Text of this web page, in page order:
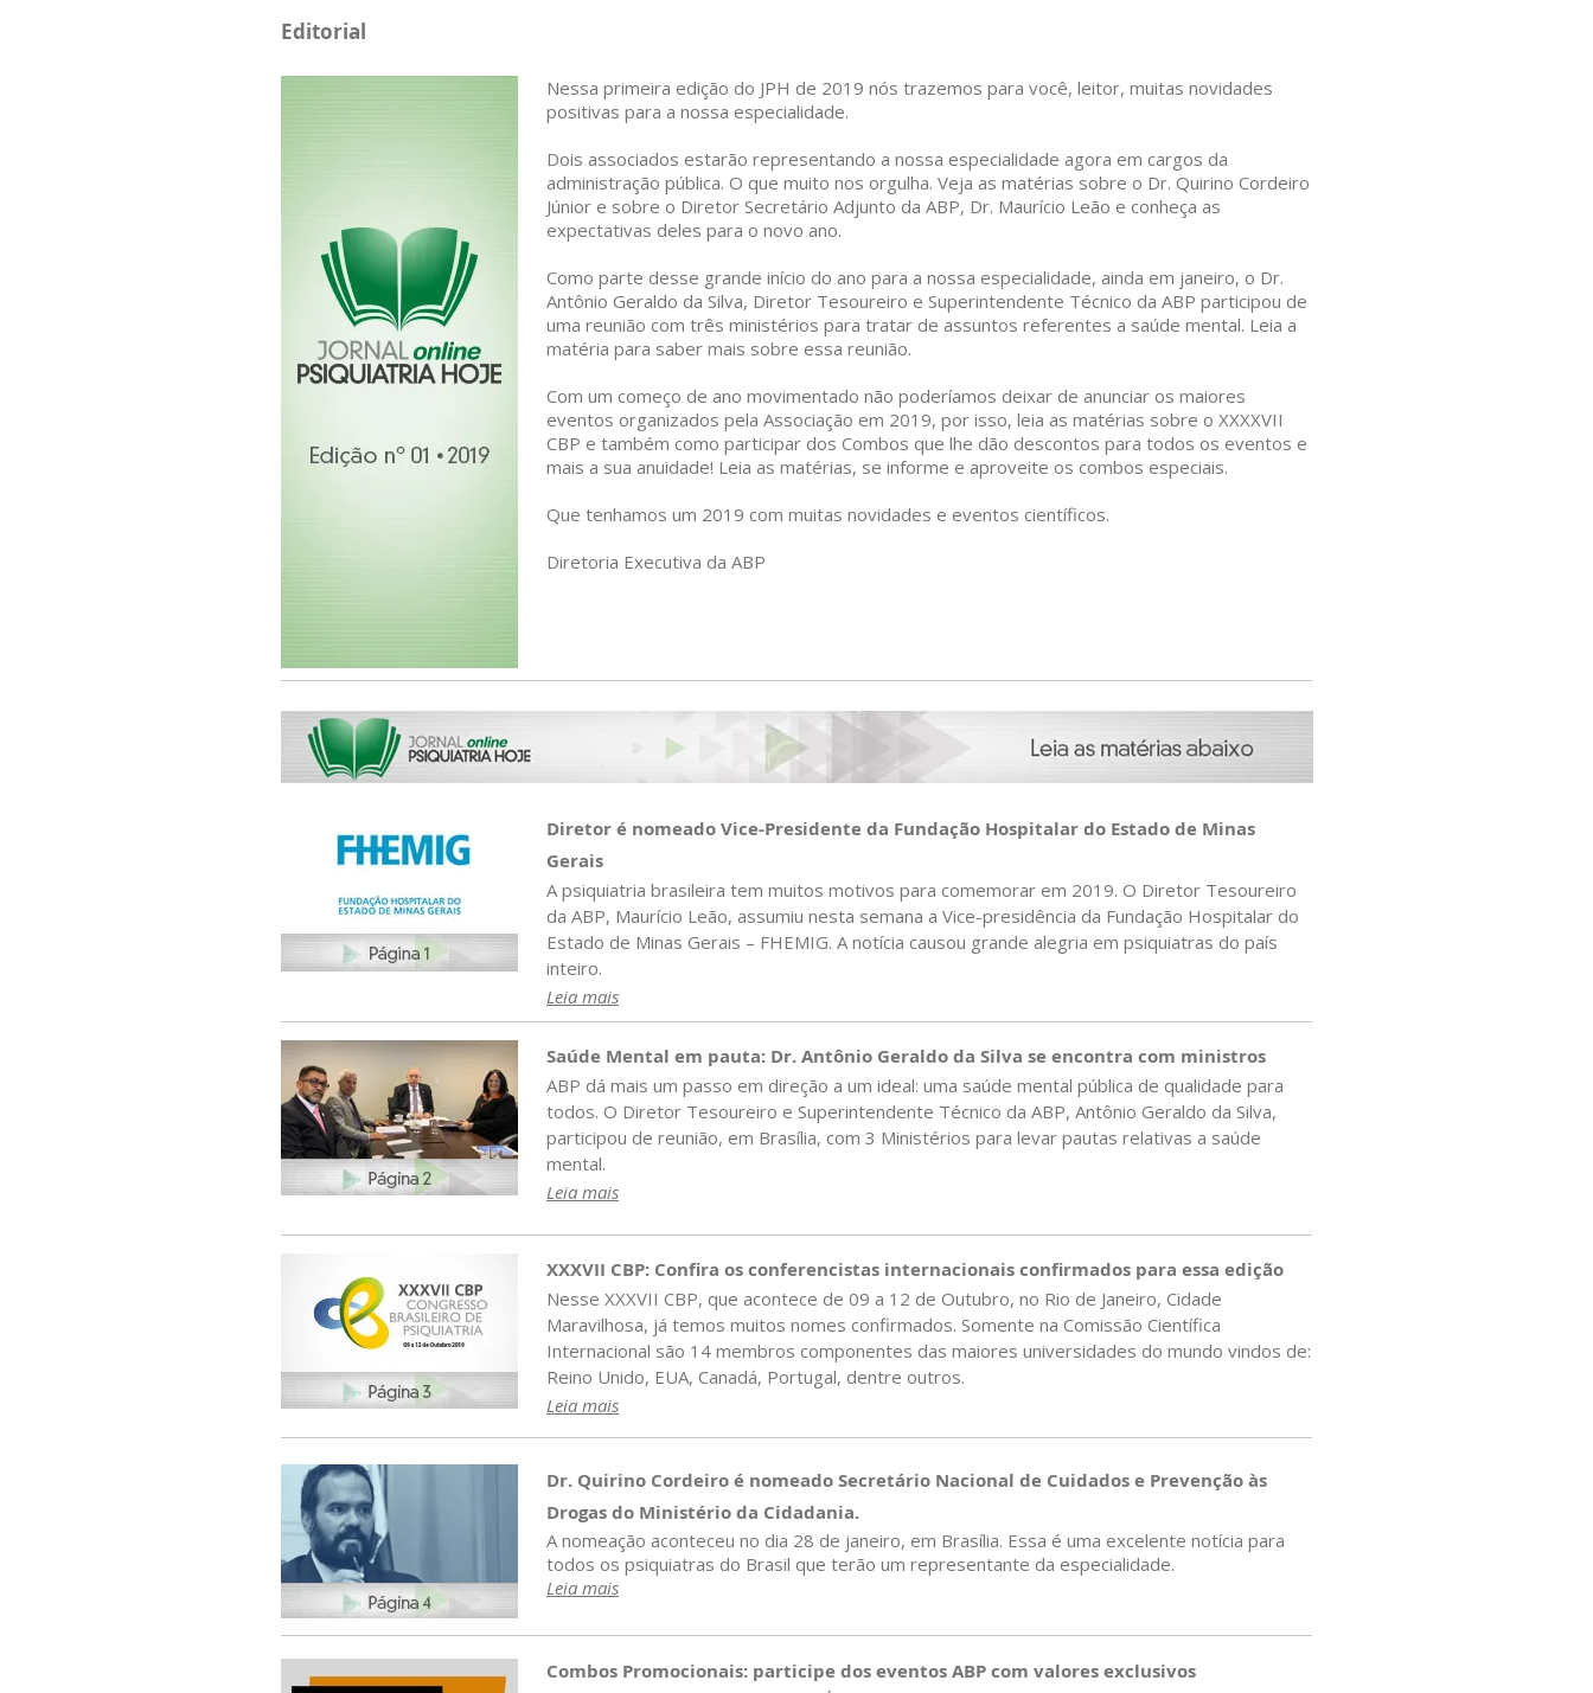
Editorial
Nessa primeira edição do JPH de 2019 nós trazemos para você, leitor, muitas novidades
positivas para a nossa especialidade.
Dois associados estarão representando a nossa especialidade agora em cargos da
administração pública. O que muito nos orgulha. Veja as matérias sobre o Dr. Quirino Cordeiro
Júnior e sobre o Diretor Secretário Adjunto da ABP, Dr. Maurício Leão e conheça as
expectativas deles para o novo ano.
Como parte desse grande início do ano para a nossa especialidade, ainda em janeiro, o Dr.
Antônio Geraldo da Silva, Diretor Tesoureiro e Superintendente Técnico da ABP participou de
uma reunião com três ministérios para tratar de assuntos referentes a saúde mental. Leia a
matéria para saber mais sobre essa reunião.
Com um começo de ano movimentado não poderíamos deixar de anunciar os maiores
eventos organizados pela Associação em 2019, por isso, leia as matérias sobre o XXXXVII
CBP e também como participar dos Combos que lhe dão descontos para todos os eventos e
mais a sua anuidade! Leia as matérias, se informe e aproveite os combos especiais.
Que tenhamos um 2019 com muitas novidades e eventos científicos.
Diretoria Executiva da ABP
Diretor é nomeado Vice-Presidente da Fundação Hospitalar do Estado de Minas
Gerais
A psiquiatria brasileira tem muitos motivos para comemorar em 2019. O Diretor Tesoureiro
da ABP, Maurício Leão, assumiu nesta semana a Vice-presidência da Fundação Hospitalar do
Estado de Minas Gerais – FHEMIG. A notícia causou grande alegria em psiquiatras do país
inteiro.
Leia mais
Saúde Mental em pauta: Dr. Antônio Geraldo da Silva se encontra com ministros
ABP dá mais um passo em direção a um ideal: uma saúde mental pública de qualidade para
todos. O Diretor Tesoureiro e Superintendente Técnico da ABP, Antônio Geraldo da Silva,
participou de reunião, em Brasília, com 3 Ministérios para levar pautas relativas a saúde
mental.
Leia mais
XXXVII CBP: Confira os conferencistas internacionais confirmados para essa edição
Nesse XXXVII CBP, que acontece de 09 a 12 de Outubro, no Rio de Janeiro, Cidade
Maravilhosa, já temos muitos nomes confirmados. Somente na Comissão Científica
Internacional são 14 membros componentes das maiores universidades do mundo vindos de:
Reino Unido, EUA, Canadá, Portugal, dentre outros.
Leia mais
Dr. Quirino Cordeiro é nomeado Secretário Nacional de Cuidados e Prevenção às
Drogas do Ministério da Cidadania.
A nomeação aconteceu no dia 28 de janeiro, em Brasília. Essa é uma excelente notícia para
todos os psiquiatras do Brasil que terão um representante da especialidade.
Leia mais
Combos Promocionais: participe dos eventos ABP com valores exclusivos